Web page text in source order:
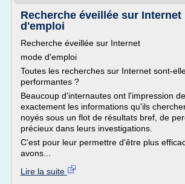
Recherche éveillée sur Internet
d'emploi
Recherche éveillée sur Internet
mode d'emploi
Toutes les recherches sur Internet sont-
performantes ?
Beaucoup d'internautes ont l'impression
exactement les informations qu'ils
noyés sous un flot de résultats bref, de
précieux dans leurs investigations.
C'est pour leur permettre d'être plus
avons...
Lire la suite